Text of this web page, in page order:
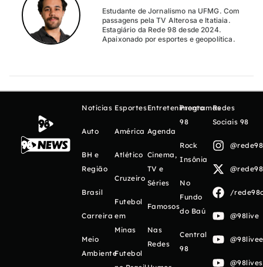
Estudante de Jornalismo na UFMG. Com
passagens pela TV Alterosa e Itatiaia.
Estagiário da Rede 98 desde 2024.
Apaixonado por esportes e geopolítica.
Notícias
Auto
BH e
Região
Brasil
Carreira
Meio
Ambiente
Esportes
América
Atlético
Cruzeiro
Futebol
em
Minas
Futebol
Entretenimento
Agenda
Cinema,
TV e
Séries
Famosos
Nas
Redes
Programas
98
Rock
Insônia
No
Fundo
do Baú
Central
98
Redes
Sociais 98
/
@98live